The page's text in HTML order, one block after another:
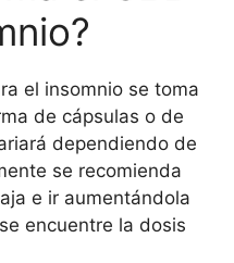
el insomnio se toma
de cápsulas o de
dependiendo de
se recomienda
e ir aumentándola
encuentre la dosis